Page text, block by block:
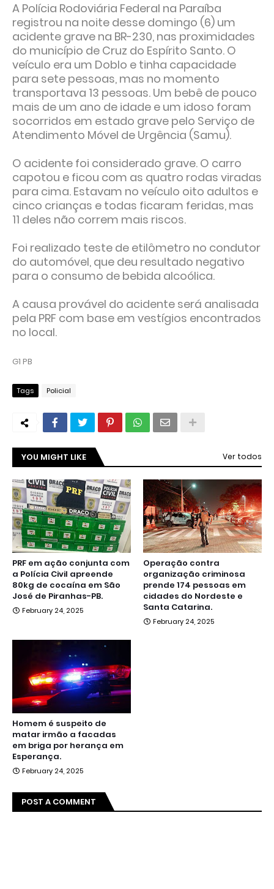
A Polícia Rodoviária Federal na Paraíba
registrou na noite desse domingo (6) um
acidente grave na BR-230, nas proximidades
do município de Cruz do Espírito Santo. O
veículo era um Doblo e tinha capacidade
para sete pessoas, mas no momento
transportava 13 pessoas. Um bebê de pouco
mais de um ano de idade e um idoso foram
socorridos em estado grave pelo Serviço de
Atendimento Móvel de Urgência (Samu).
O acidente foi considerado grave. O carro
capotou e ficou com as quatro rodas viradas
para cima. Estavam no veículo oito adultos e
cinco crianças e todas ficaram feridas, mas
11 deles não correm mais riscos.
Foi realizado teste de etilômetro no condutor
do automóvel, que deu resultado negativo
para o consumo de bebida alcoólica.
A causa provável do acidente será analisada
pela PRF com base em vestígios encontrados
no local.
G1 PB
Tags Policial
YOU MIGHT LIKE Ver todos
PRF em ação conjunta com
a Polícia Civil apreende
80kg de cocaína em São
José de Piranhas-PB.
February 24, 2025
Operação contra
organização criminosa
prende 174 pessoas em
cidades do Nordeste e
Santa Catarina.
February 24, 2025
Homem é suspeito de
matar irmão a facadas
em briga por herança em
Esperança.
February 24, 2025
POST A COMMENT